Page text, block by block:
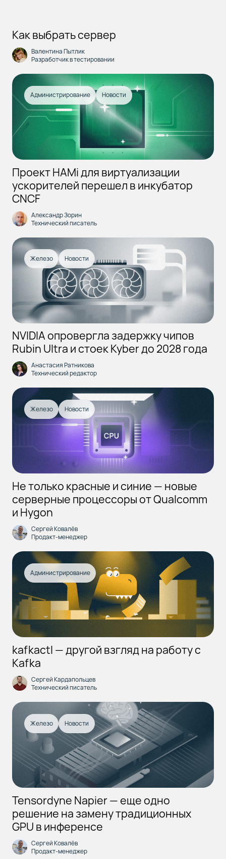
Как выбрать сервер
Валентина Пытлик
Разработчик в тестировании
Администрирование Новости
Проект HAMi для виртуализации
ускорителей перешел в инкубатор
CNCF
Александр Зорин
Технический писатель
Железо Новости
NVIDIA опровергла задержку чипов
Rubin Ultra и стоек Kyber до 2028 года
Анастасия Ратникова
Технический редактор
Железо Новости
Не только красные и синие — новые
серверные процессоры от Qualcomm
и Hygon
Сергей Ковалёв
Продакт-менеджер
Администрирование
kafkactl — другой взгляд на работу с
Kafka
Сергей Кардапольцев
Технический писатель
Железо Новости
Tensordyne Napier — еще одно
решение на замену традиционных
GPU в инференсе
Сергей Ковалёв
Продакт-менеджер